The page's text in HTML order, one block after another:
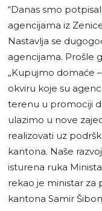
“Danas smo
agencijama iz
Nastavlja se
agencijama. Prošle
„Kupujmo domaće
okviru koje su
terenu u promociji
ulazimo u nove
realizovati uz
kantona. Naše
isturena ruka
rekao je ministar za
kantona Samir